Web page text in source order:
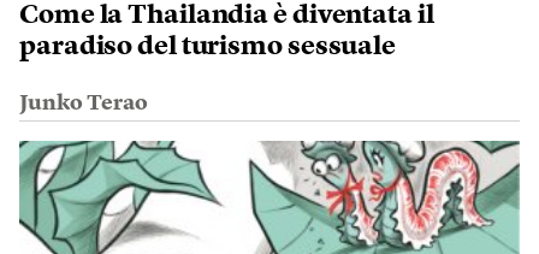
Come la Thailandia è diventata il
paradiso del turismo sessuale
Junko Terao